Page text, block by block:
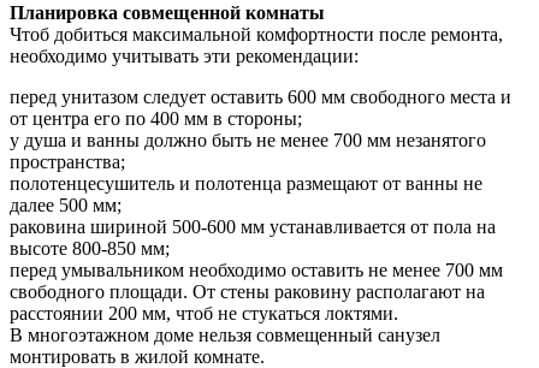
Планировка совмещенной комнаты
Чтоб добиться максимальной комфортности после ремонта,
необходимо учитывать эти рекомендации:
перед унитазом следует оставить 600 мм свободного места и
от центра его по 400 мм в стороны;
у душа и ванны должно быть не менее 700 мм незанятого
пространства;
полотенцесушитель и полотенца размещают от ванны не
далее 500 мм;
раковина шириной 500-600 мм устанавливается от пола на
высоте 800-850 мм;
перед умывальником необходимо оставить не менее 700 мм
свободного площади. От стены раковину располагают на
расстоянии 200 мм, чтоб не стукаться локтями.
В многоэтажном доме нельзя совмещенный санузел
монтировать в жилой комнате.